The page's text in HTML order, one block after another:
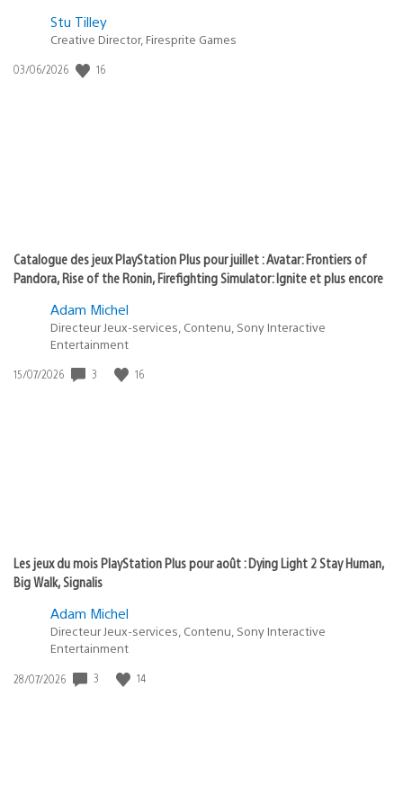
Postée
:
Stu Tilley
Creative Director, Firesprite Games
Date
03/06/2026 16
Catalogue des jeux PlayStation Plus pour juillet : Avatar: Frontiers of
Pandora, Rise of the Ronin, Firefighting Simulator: Ignite et plus encore
Adam Michel
Directeur Jeux-services, Contenu, Sony Interactive
Entertainment
Date
15/07/2026 3 16
Les jeux du mois PlayStation Plus pour août : Dying Light 2 Stay Human,
Big Walk, Signalis
Adam Michel
Directeur Jeux-services, Contenu, Sony Interactive
Entertainment
Date
28/07/2026 3 14